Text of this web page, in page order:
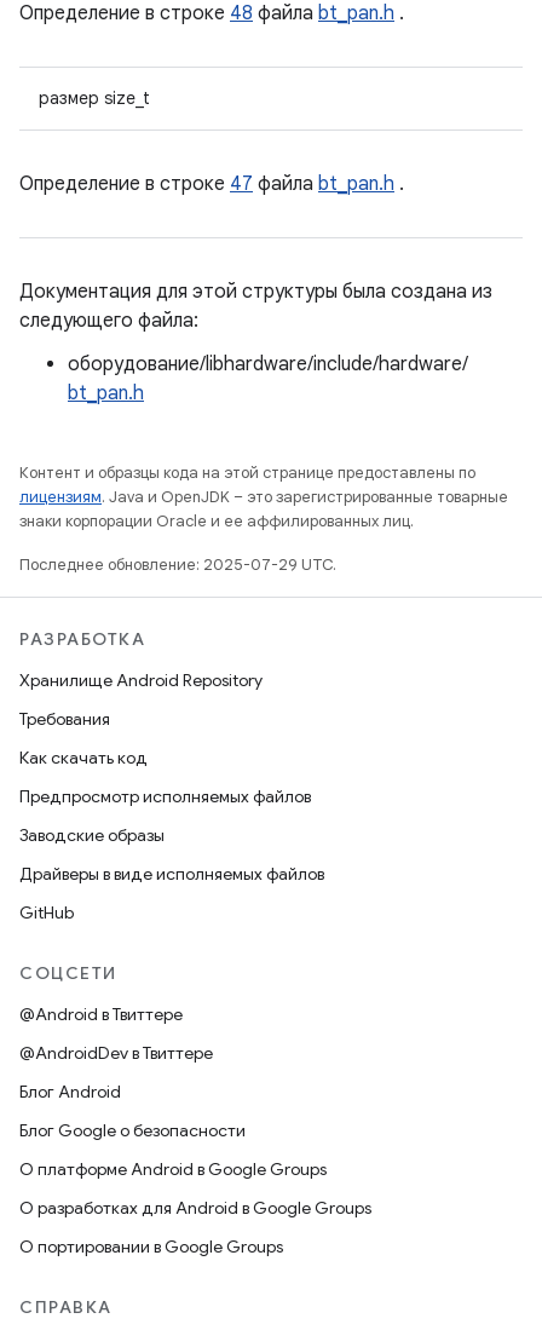
Определение в строке 48 файла bt_pan.h .
размер size_t
Определение в строке 47 файла bt_pan.h .
Документация для этой структуры была создана из
следующего файла:
оборудование/libhardware/include/hardware/
bt_pan.h
Контент и образцы кода на этой странице предоставлены по
лицензиям. Java и OpenJDK – это зарегистрированные товарные
знаки корпорации Oracle и ее аффилированных лиц.
Последнее обновление: 2025-07-29 UTC.
РАЗРАБОТКА
Хранилище Android Repository
Требования
Как скачать код
Предпросмотр исполняемых файлов
Заводские образы
Драйверы в виде исполняемых файлов
GitHub
СОЦСЕТИ
@Android в Твиттере
@AndroidDev в Твиттере
Блог Android
Блог Google о безопасности
О платформе Android в Google Groups
О разработках для Android в Google Groups
О портировании в Google Groups
СПРАВКА